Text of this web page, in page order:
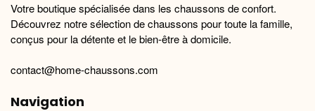
produit
produit
Votre boutique spécialisée dans les chaussons de confort.
Découvrez notre sélection de chaussons pour toute la famille,
conçus pour la détente et le bien-être à domicile.
contact@home-chaussons.com
Navigation